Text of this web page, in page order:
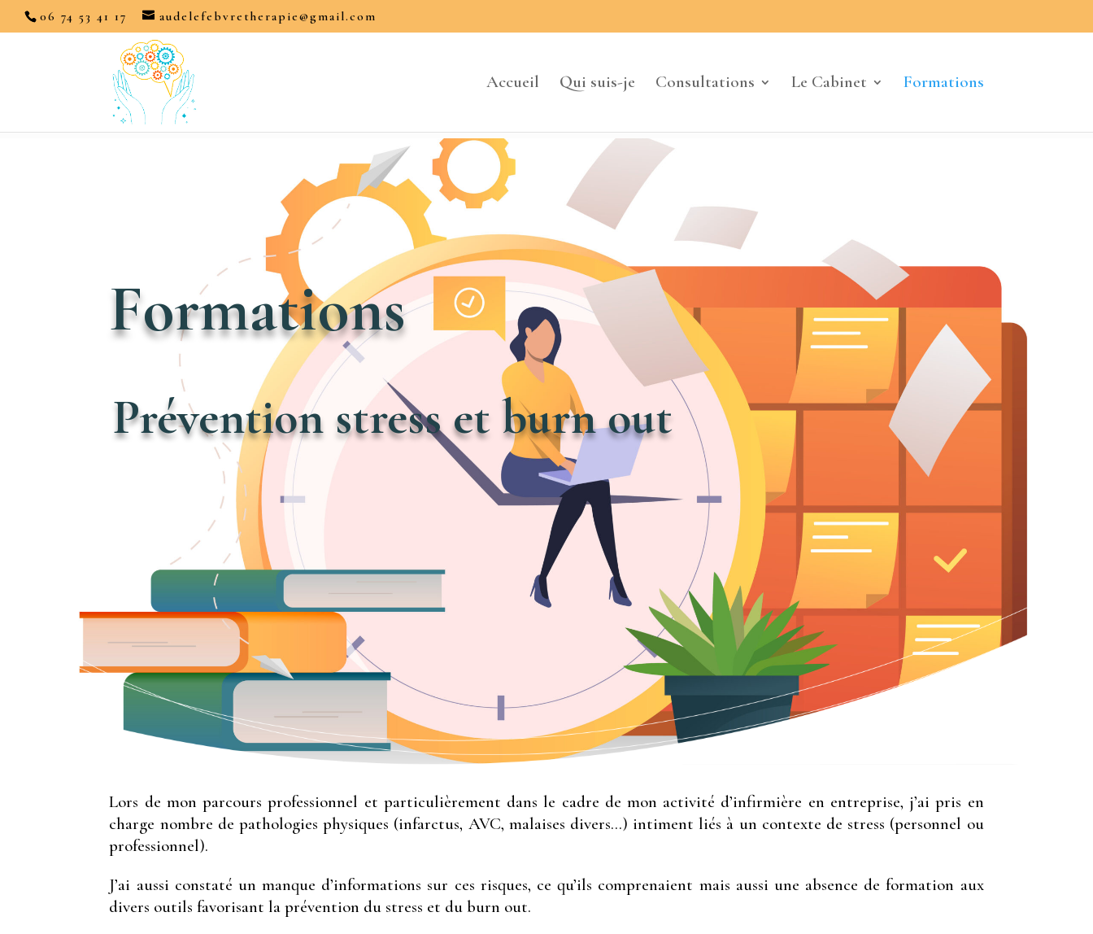
06 74 53 41 17 audelefebvretherapie@gmail.com
Accueil Qui suis-je Consultations Le Cabinet Formations
Formations
Prévention stress et burn out
Lors de mon parcours professionnel et particulièrement dans le cadre de mon activité d’infirmière en entreprise, j’ai pris en
charge nombre de pathologies physiques (infarctus, AVC, malaises divers…) intiment liés à un contexte de stress (personnel ou
professionnel).
J’ai aussi constaté un manque d’informations sur ces risques, ce qu’ils comprenaient mais aussi une absence de formation aux
divers outils favorisant la prévention du stress et du burn out.